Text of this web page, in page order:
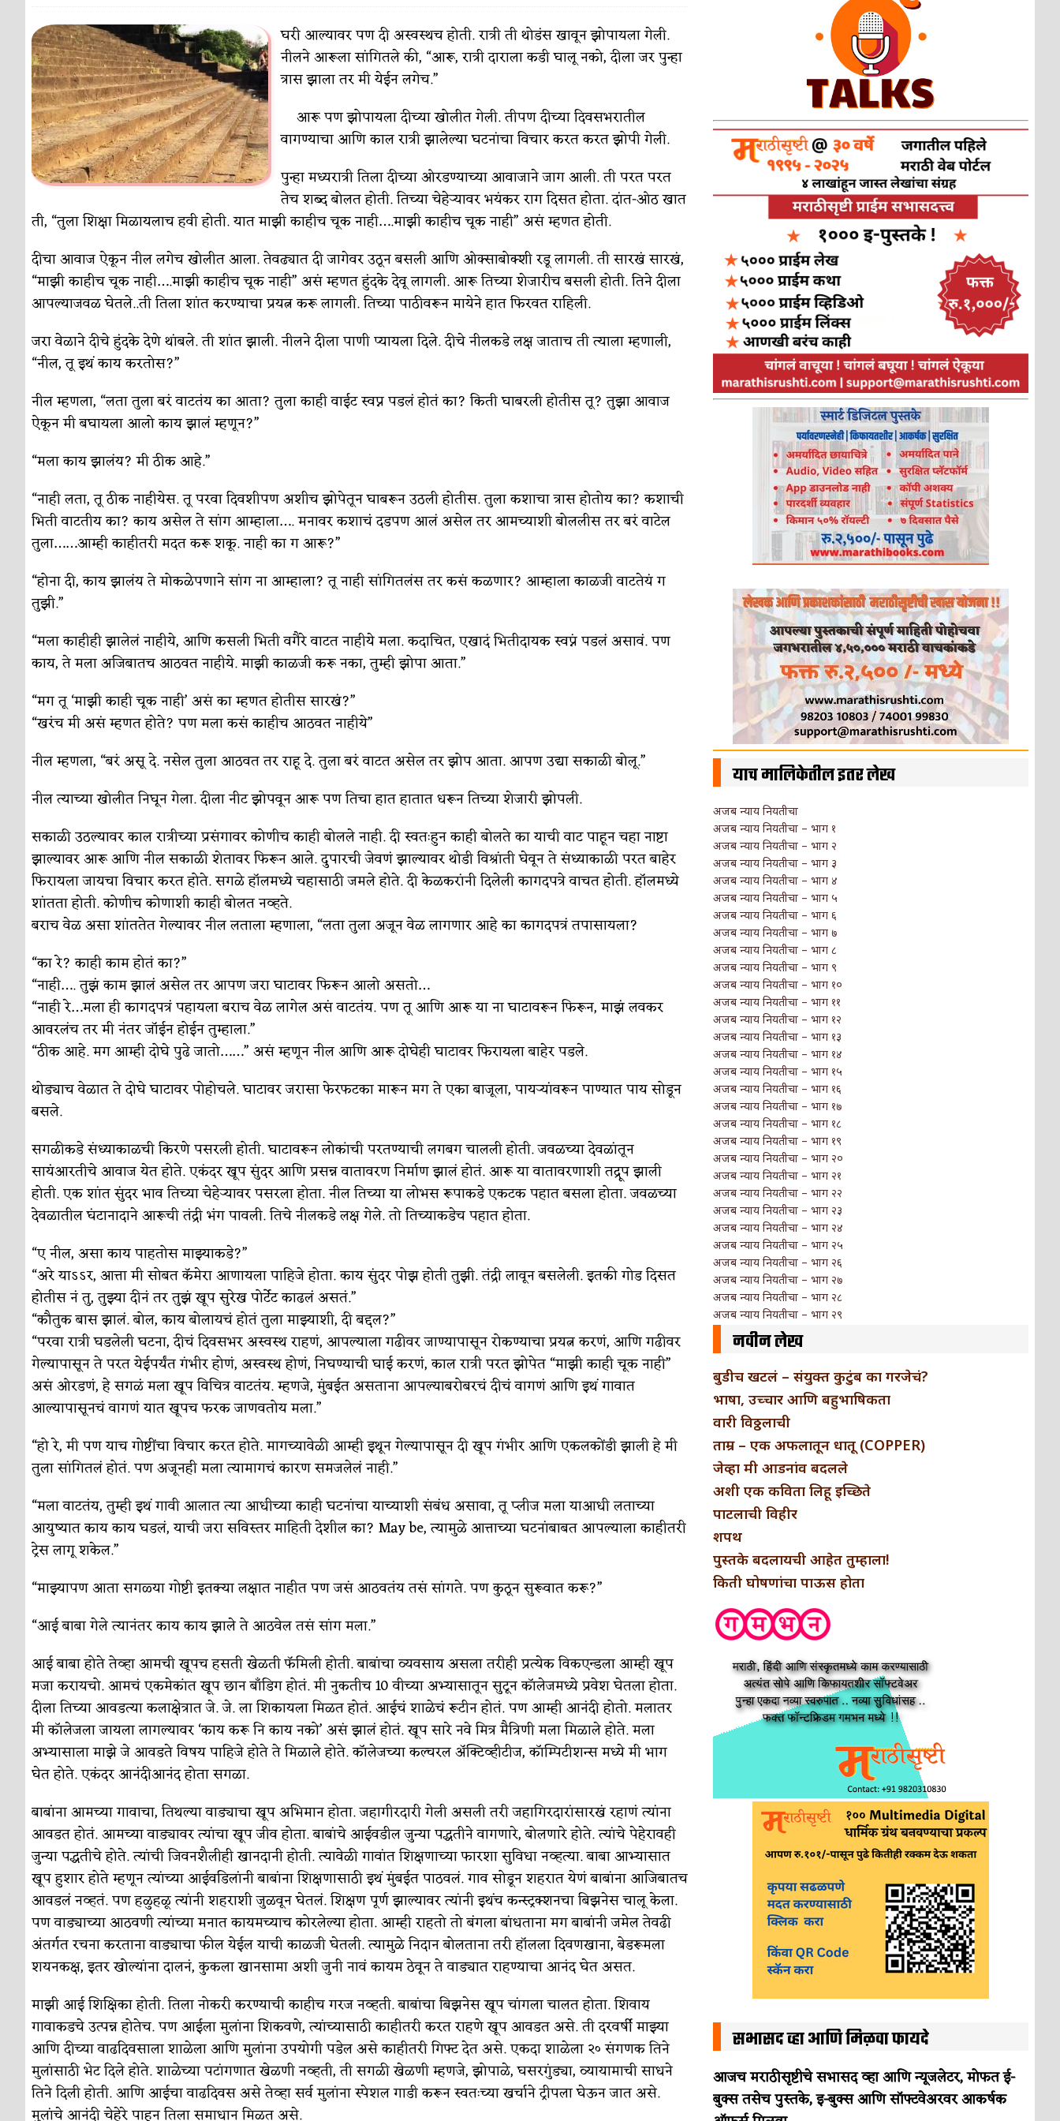
पाटलाची विहीर कविता-गझल-चारोळी-वात्रटिका
शपथ कविता-गझल-चारोळी-वात्रटिका
पुस्तके बदलायची आहेत तुम्हाला! कविता-गझल-चारोळी-वात्रटिका
किती घोषणांचा पाऊस होता कविता-गझल-चारोळी-वात्रटिका
कसं हुईन तं हू माय… परिचय आणि परिक्षणे
काळजाचे प्रेत कविता-गझल-चारोळी-वात्रटिका
चमकदार चांदी अर्थ-वाणिज्य
आदिवासींचा डॉक्टर, समाजसेवेचा ध्यास : डॉ. राहुल जोशी युवा-विश्व
डेंग्यू: ताप उतरला म्हणजे धोका टळला असे नाही! आरोग्य
सुवर्ण – झळाळी
अष्टपैलू : खंडू रांगणेकर क्रिकेट
अपूर्ण कथा कथा
बुडीच खटलं – संयुक्त कुटुंब का गरजेचं? विशेष लेख
घरी आल्यावर पण दी अस्वस्थच होती. रात्री ती थोडंस खावून झोपायला गेली.
नीलने आरूला सांगितले की, “आरू, रात्री दाराला कडी घालू नको, दीला जर पुन्हा
त्रास झाला तर मी येईन लगेच.”
आरू पण झोपायला दीच्या खोलीत गेली. तीपण दीच्या दिवसभरातील
वागण्याचा आणि काल रात्री झालेल्या घटनांचा विचार करत करत झोपी गेली.
पुन्हा मध्यरात्री तिला दीच्या ओरडण्याच्या आवाजाने जाग आली. ती परत परत
तेच शब्द बोलत होती. तिच्या चेहेर्यावर भयंकर राग दिसत होता. दांत-ओठ खात
ती, “तुला शिक्षा मिळायलाच हवी होती. यात माझी काहीच चूक नाही….माझी काहीच चूक नाही” असं म्हणत होती.
दीचा आवाज ऐकून नील लगेच खोलीत आला. तेवढ्यात दी जागेवर उठून बसली आणि ओक्साबोक्शी रडू लागली. ती सारखं सारखं,
“माझी काहीच चूक नाही….माझी काहीच चूक नाही” असं म्हणत हुंदके देवू लागली. आरू तिच्या शेजारीच बसली होती. तिने दीला
आपल्याजवळ घेतले..ती तिला शांत करण्याचा प्रयत्न करू लागली. तिच्या पाठीवरून मायेने हात फिरवत राहिली.
जरा वेळाने दीचे हुंदके देणे थांबले. ती शांत झाली. नीलने दीला पाणी प्यायला दिले. दीचे नीलकडे लक्ष जाताच ती त्याला म्हणाली,
“नील, तू इथं काय करतोस?”
नील म्हणला, “लता तुला बरं वाटतंय का आता? तुला काही वाईट स्वप्न पडलं होतं का? किती घाबरली होतीस तू? तुझा आवाज
ऐकून मी बघायला आलो काय झालं म्हणून?”
“मला काय झालंय? मी ठीक आहे.”
“नाही लता, तू ठीक नाहीयेस. तू परवा दिवशीपण अशीच झोपेतून घाबरून उठली होतीस. तुला कशाचा त्रास होतोय का? कशाची
भिती वाटतीय का? काय असेल ते सांग आम्हाला…. मनावर कशाचं दडपण आलं असेल तर आमच्याशी बोललीस तर बरं वाटेल
तुला……आम्ही काहीतरी मदत करू शकू. नाही का ग आरू?”
“होना दी, काय झालंय ते मोकळेपणाने सांग ना आम्हाला? तू नाही सांगितलंस तर कसं कळणार? आम्हाला काळजी वाटतेयं ग
तुझी.”
“मला काहीही झालेलं नाहीये, आणि कसली भिती वगैरे वाटत नाहीये मला. कदाचित, एखादं भितीदायक स्वप्नं पडलं असावं. पण
काय, ते मला अजिबातच आठवत नाहीये. माझी काळजी करू नका, तुम्ही झोपा आता.”
“मग तू ‘माझी काही चूक नाही’ असं का म्हणत होतीस सारखं?”
“खरंच मी असं म्हणत होते? पण मला कसं काहीच आठवत नाहीये”
नील म्हणला, “बरं असू दे. नसेल तुला आठवत तर राहू दे. तुला बरं वाटत असेल तर झोप आता. आपण उद्या सकाळी बोलू.”
नील त्याच्या खोलीत निघून गेला. दीला नीट झोपवून आरू पण तिचा हात हातात धरून तिच्या शेजारी झोपली.
सकाळी उठल्यावर काल रात्रीच्या प्रसंगावर कोणीच काही बोलले नाही. दी स्वतःहुन काही बोलते का याची वाट पाहून चहा नाष्टा
झाल्यावर आरू आणि नील सकाळी शेतावर फिरून आले. दुपारची जेवणं झाल्यावर थोडी विश्रांती घेवून ते संध्याकाळी परत बाहेर
फिरायला जायचा विचार करत होते. सगळे हॉलमध्ये चहासाठी जमले होते. दी केळकरांनी दिलेली कागदपत्रे वाचत होती. हॉलमध्ये
शांतता होती. कोणीच कोणाशी काही बोलत नव्हते.
बराच वेळ असा शांततेत गेल्यावर नील लताला म्हणाला, “लता तुला अजून वेळ लागणार आहे का कागदपत्रं तपासायला?
“का रे? काही काम होतं का?”
“नाही…. तुझं काम झालं असेल तर आपण जरा घाटावर फिरून आलो असतो…
“नाही रे…मला ही कागदपत्रं पहायला बराच वेळ लागेल असं वाटतंय. पण तू आणि आरू या ना घाटावरून फिरून, माझं लवकर
आवरलंच तर मी नंतर जॉईन होईन तुम्हाला.”
“ठीक आहे. मग आम्ही दोघे पुढे जातो……” असं म्हणून नील आणि आरू दोघेही घाटावर फिरायला बाहेर पडले.
थोड्याच वेळात ते दोघे घाटावर पोहोचले. घाटावर जरासा फेरफटका मारून मग ते एका बाजूला, पायऱ्यांवरून पाण्यात पाय सोडून
बसले.
सगळीकडे संध्याकाळची किरणे पसरली होती. घाटावरून लोकांची परतण्याची लगबग चालली होती. जवळच्या देवळांतून
सायंआरतीचे आवाज येत होते. एकंदर खूप सुंदर आणि प्रसन्न वातावरण निर्माण झालं होतं. आरू या वातावरणाशी तद्रूप झाली
होती. एक शांत सुंदर भाव तिच्या चेहेर्यावर पसरला होता. नील तिच्या या लोभस रूपाकडे एकटक पहात बसला होता. जवळच्या
देवळातील घंटानादाने आरूची तंद्री भंग पावली. तिचे नीलकडे लक्ष गेले. तो तिच्याकडेच पहात होता.
“ए नील, असा काय पाहतोस माझ्याकडे?”
“अरे याऽऽर, आत्ता मी सोबत कॅमेरा आणायला पाहिजे होता. काय सुंदर पोझ होती तुझी. तंद्री लावून बसलेली. इतकी गोड दिसत
होतीस नं तु, तुझ्या दीनं तर तुझं खूप सुरेख पोर्टेट काढलं असतं.”
“कौतुक बास झालं. बोल, काय बोलायचं होतं तुला माझ्याशी, दी बद्दल?”
“परवा रात्री घडलेली घटना, दीचं दिवसभर अस्वस्थ राहणं, आपल्याला गढीवर जाण्यापासून रोकण्याचा प्रयत्न करणं, आणि गढीवर
गेल्यापासून ते परत येईपर्यंत गंभीर होणं, अस्वस्थ होणं, निघण्याची घाई करणं, काल रात्री परत झोपेत “माझी काही चूक नाही”
असं ओरडणं, हे सगळं मला खूप विचित्र वाटतंय. म्हणजे, मुंबईत असताना आपल्याबरोबरचं दीचं वागणं आणि इथं गावात
आल्यापासूनचं वागणं यात खूपच फरक जाणवतोय मला.”
“हो रे, मी पण याच गोष्टींचा विचार करत होते. मागच्यावेळी आम्ही इथून गेल्यापासून दी खूप गंभीर आणि एकलकोंडी झाली हे मी
तुला सांगितलं होतं. पण अजूनही मला त्यामागचं कारण समजलेलं नाही.”
“मला वाटतंय, तुम्ही इथं गावी आलात त्या आधीच्या काही घटनांचा याच्याशी संबंध असावा, तू प्लीज मला याआधी लताच्या
आयुष्यात काय काय घडलं, याची जरा सविस्तर माहिती देशील का? May be, त्यामुळे आत्ताच्या घटनांबाबत आपल्याला काहीतरी
ट्रेस लागू शकेल.”
“माझ्यापण आता सगळ्या गोष्टी इतक्या लक्षात नाहीत पण जसं आठवतंय तसं सांगते. पण कुठून सुरूवात करू?”
“आई बाबा गेले त्यानंतर काय काय झाले ते आठवेल तसं सांग मला.”
आई बाबा होते तेव्हा आमची खूपच हसती खेळती फॅमिली होती. बाबांचा व्यवसाय असला तरीही प्रत्येक विकएन्डला आम्ही खूप
मजा करायचो. आमचं एकमेकांत खूप छान बाँडिग होतं. मी नुकतीच 10 वीच्या अभ्यासातून सुटून कॉलेजमध्ये प्रवेश घेतला होता.
दीला तिच्या आवडत्या कलाक्षेत्रात जे. जे. ला शिकायला मिळत होतं. आईचं शाळेचं रूटीन होतं. पण आम्ही आनंदी होतो. मलातर
मी कॉलेजला जायला लागल्यावर ‘काय करू नि काय नको’ असं झालं होतं. खूप सारे नवे मित्र मैत्रिणी मला मिळाले होते. मला
अभ्यासाला माझे जे आवडते विषय पाहिजे होते ते मिळाले होते. कॉलेजच्या कल्चरल अॅक्टिव्हीटीज, कॉम्पिटीशन्स मध्ये मी भाग
घेत होते. एकंदर आनंदीआनंद होता सगळा.
बाबांना आमच्या गावाचा, तिथल्या वाड्याचा खूप अभिमान होता. जहागीरदारी गेली असली तरी जहागिरदारांसारखं रहाणं त्यांना
आवडत होतं. आमच्या वाड्यावर त्यांचा खूप जीव होता. बाबांचे आईवडील जुन्या पद्धतीने वागणारे, बोलणारे होते. त्यांचे पेहेरावही
जुन्या पद्धतीचे होते. त्यांची जिवनशैलीही खानदानी होती. त्यावेळी गावांत शिक्षणाच्या फारशा सुविधा नव्हत्या. बाबा आभ्यासात
खूप हुशार होते म्हणून त्यांच्या आईवडिलांनी बाबांना शिक्षणासाठी इथं मुंबईत पाठवलं. गाव सोडून शहरात येणं बाबांना आजिबातच
आवडलं नव्हतं. पण हळुहळू त्यांनी शहराशी जुळवून घेतलं. शिक्षण पूर्ण झाल्यावर त्यांनी इथंच कन्स्ट्रक्शनचा बिझनेस चालू केला.
पण वाड्याच्या आठवणी त्यांच्या मनात कायमच्याच कोरलेल्या होता. आम्ही राहतो तो बंगला बांधताना मग बाबांनी जमेल तेवढी
अंतर्गत रचना करताना वाड्याचा फील येईल याची काळजी घेतली. त्यामुळे निदान बोलताना तरी हॉलला दिवणखाना, बेडरूमला
शयनकक्ष, इतर खोल्यांना दालनं, कुकला खानसामा अशी जुनी नावं कायम ठेवून ते वाड्यात राहण्याचा आनंद घेत असत.
माझी आई शिक्षिका होती. तिला नोकरी करण्याची काहीच गरज नव्हती. बाबांचा बिझनेस खूप चांगला चालत होता. शिवाय
गावाकडचे उत्पन्न होतेच. पण आईला मुलांना शिकवणे, त्यांच्यासाठी काहीतरी करत राहणे खूप आवडत असे. ती दरवर्षी माझ्या
आणि दीच्या वाढदिवसाला शाळेला आणि मुलांना उपयोगी पडेल असे काहीतरी गिफ्ट देत असे. एकदा शाळेला २० संगणक तिने
मुलांसाठी भेट दिले होते. शाळेच्या पटांगणात खेळणी नव्हती, ती सगळी खेळणी म्हणजे, झोपाळे, घसरगुंड्या, व्यायामाची साधने
तिने दिली होती. आणि आईचा वाढदिवस असे तेव्हा सर्व मुलांना स्पेशल गाडी करून स्वतःच्या खर्चाने ट्रीपला घेऊन जात असे.
मुलांचे आनंदी चेहेरे पाहून तिला समाधान मिळत असे.
याच मालिकेतील इतर लेख
अजब न्याय नियतीचा
अजब न्याय नियतीचा – भाग १
अजब न्याय नियतीचा – भाग २
अजब न्याय नियतीचा – भाग ३
अजब न्याय नियतीचा – भाग ४
अजब न्याय नियतीचा – भाग ५
अजब न्याय नियतीचा – भाग ६
अजब न्याय नियतीचा – भाग ७
अजब न्याय नियतीचा – भाग ८
अजब न्याय नियतीचा – भाग ९
अजब न्याय नियतीचा – भाग १०
अजब न्याय नियतीचा – भाग ११
अजब न्याय नियतीचा – भाग १२
अजब न्याय नियतीचा – भाग १३
अजब न्याय नियतीचा – भाग १४
अजब न्याय नियतीचा – भाग १५
अजब न्याय नियतीचा – भाग १६
अजब न्याय नियतीचा – भाग १७
अजब न्याय नियतीचा – भाग १८
अजब न्याय नियतीचा – भाग १९
अजब न्याय नियतीचा – भाग २०
अजब न्याय नियतीचा – भाग २१
अजब न्याय नियतीचा – भाग २२
अजब न्याय नियतीचा – भाग २३
अजब न्याय नियतीचा – भाग २४
अजब न्याय नियतीचा – भाग २५
अजब न्याय नियतीचा – भाग २६
अजब न्याय नियतीचा – भाग २७
अजब न्याय नियतीचा – भाग २८
अजब न्याय नियतीचा – भाग २९
नवीन लेख
बुडीच खटलं – संयुक्त कुटुंब का गरजेचं?
भाषा, उच्चार आणि बहुभाषिकता
वारी विठ्ठलाची
ताम्र – एक अफलातून धातू (COPPER)
जेव्हा मी आडनांव बदलले
अशी एक कविता लिहू इच्छिते
पाटलाची विहीर
शपथ
पुस्तके बदलायची आहेत तुम्हाला!
किती घोषणांचा पाऊस होता
सभासद व्हा आणि मिळवा फायदे
आजच मराठीसृष्टीचे सभासद व्हा आणि न्यूजलेटर, मोफत ई-
बुक्स तसेच पुस्तके, इ-बुक्स आणि सॉफ्टवेअरवर आकर्षक